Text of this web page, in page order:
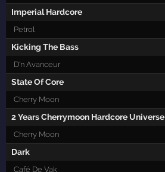
Imperial Hardcore
Petrol
Kicking The Bass
D'n Avanceur
State Of Core
Cherry Moon
2 Years Cherrymoon Hardcore Universe
Cherry Moon
Dark
Café De Vak